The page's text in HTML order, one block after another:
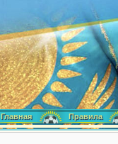
Главная Правила